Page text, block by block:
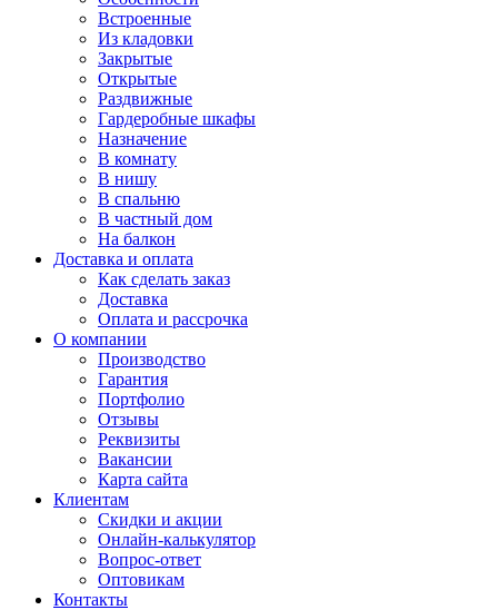
Встроенные
Из кладовки
Закрытые
Открытые
Раздвижные
Гардеробные шкафы
Назначение
В комнату
В нишу
В спальню
В частный дом
На балкон
Доставка и оплата
Как сделать заказ
Доставка
Оплата и рассрочка
О компании
Производство
Гарантия
Портфолио
Отзывы
Реквизиты
Вакансии
Карта сайта
Клиентам
Скидки и акции
Онлайн-калькулятор
Вопрос-ответ
Оптовикам
Контакты